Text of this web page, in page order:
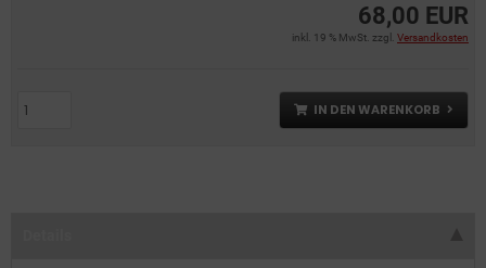
68,00 EUR
inkl. 19 % MwSt. zzgl. Versandkosten
IN DEN WARENKORB